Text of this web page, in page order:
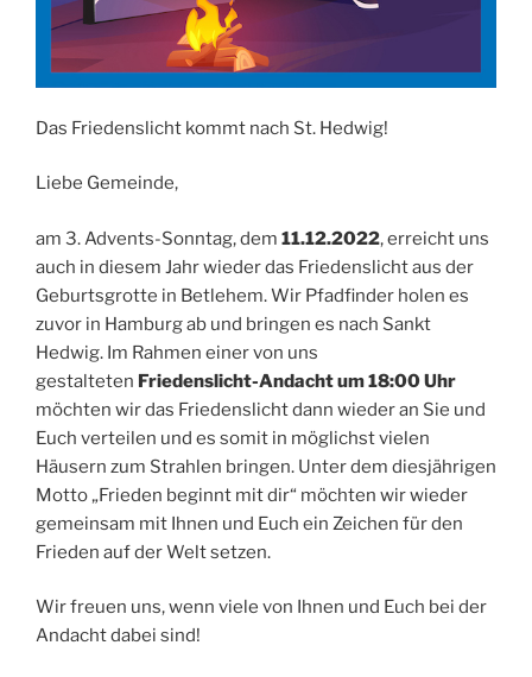
Das Friedenslicht kommt nach St. Hedwig!
Liebe Gemeinde,
am 3. Advents-Sonntag, dem 11.12.2022, erreicht uns
auch in diesem Jahr wieder das Friedenslicht aus der
Geburtsgrotte in Betlehem. Wir Pfadfinder holen es
zuvor in Hamburg ab und bringen es nach Sankt
Hedwig. Im Rahmen einer von uns
gestalteten Friedenslicht-Andacht um 18:00 Uhr
möchten wir das Friedenslicht dann wieder an Sie und
Euch verteilen und es somit in möglichst vielen
Häusern zum Strahlen bringen. Unter dem diesjährigen
Motto „Frieden beginnt mit dir“ möchten wir wieder
gemeinsam mit Ihnen und Euch ein Zeichen für den
Frieden auf der Welt setzen.
Wir freuen uns, wenn viele von Ihnen und Euch bei der
Andacht dabei sind!